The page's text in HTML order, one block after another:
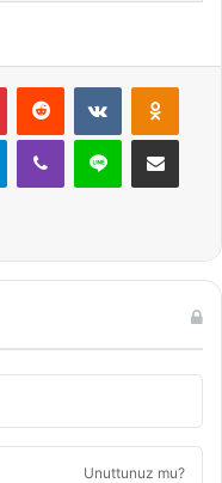
PinterestReddit VKontakte
TelegramViber Line E-Posta ile
Unuttunuz mu?